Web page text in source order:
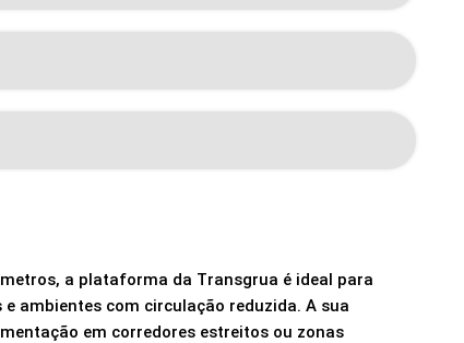
metros, a plataforma da Transgrua é ideal para
e ambientes com circulação reduzida. A sua
em corredores estreitos ou zonas